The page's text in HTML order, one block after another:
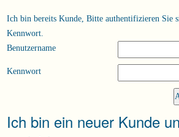
Ich bin bereits Kunde, Bitte authentifizieren Sie
Kennwort.
Benutzername
Kennwort
Ich bin ein neuer Kunde